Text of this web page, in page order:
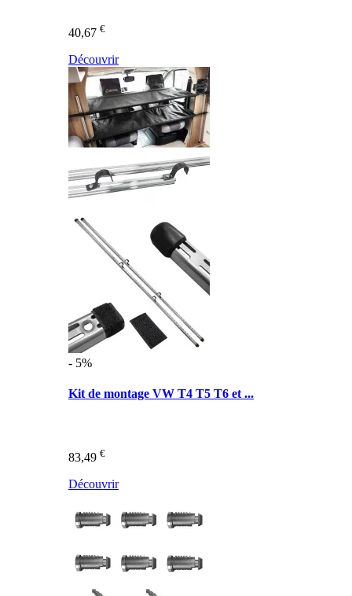
40,67 €
Découvrir
- 5%
Kit de montage VW T4 T5 T6 et ...
83,49 €
Découvrir